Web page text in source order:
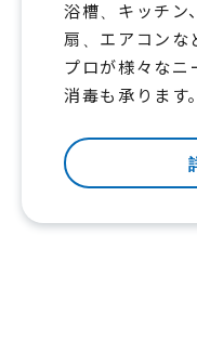
浴槽、キッチン
扇、エアコンな
プロが様々なニ
消毒も承ります。